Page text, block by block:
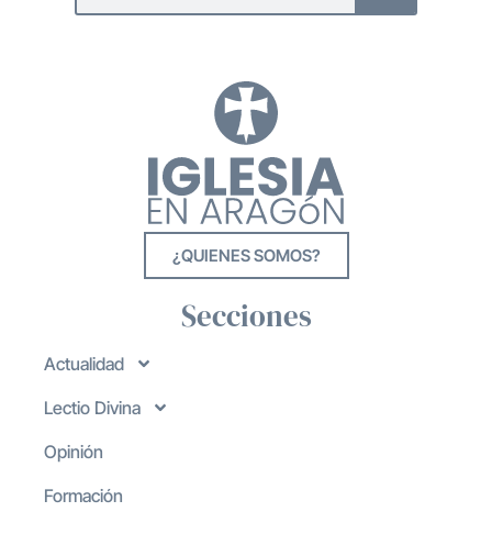
¿QUIENES SOMOS?
Secciones
Actualidad
Lectio Divina
Opinión
Formación